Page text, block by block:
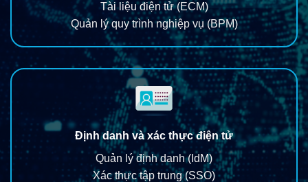
Tài liệu điện tử (ECM)
Quản lý quy trình nghiệp vụ (BPM)
Định danh và xác thực điện tử
Quản lý định danh (IdM)
Xác thực tập trung (SSO)